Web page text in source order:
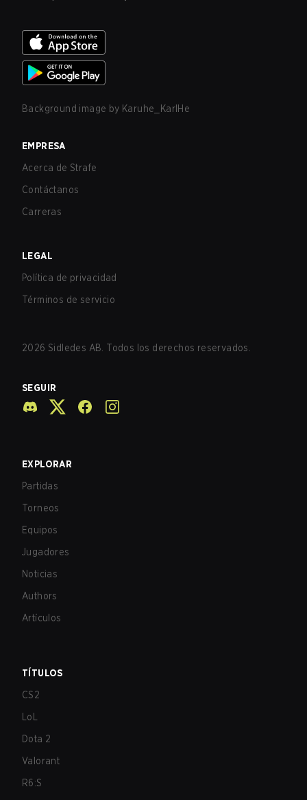
Background image by Karuhe_KarlHe
EMPRESA
Acerca de Strafe
Contáctanos
Carreras
LEGAL
Política de privacidad
Términos de servicio
2026 Sidledes AB. Todos los derechos reservados.
SEGUIR
EXPLORAR
Partidas
Torneos
Equipos
Jugadores
Noticias
Authors
Artículos
TÍTULOS
CS2
LoL
Dota 2
Valorant
R6:S